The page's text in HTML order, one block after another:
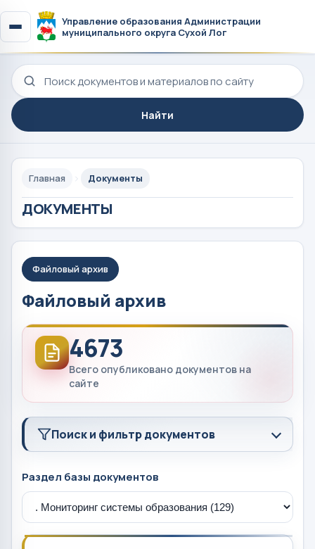
Управление образования Администрации
муниципального округа Сухой Лог
Поиск по сайту
Найти
Главная Документы
ДОКУМЕНТЫ
Файловый архив
Файловый архив
4673
Всего опубликовано документов на
сайте
Поиск и фильтр документов
Раздел базы документов